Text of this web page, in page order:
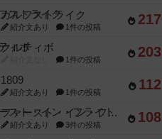
217
ガルフストライク
紹介文あり 1件の投稿
203
クルティボ
1件の投稿
112
1809
紹介文あり 1件の投稿
108
ファースト・イン・フライト
紹介文あり 3件の投稿